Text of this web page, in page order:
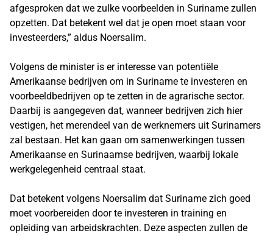
afgesproken dat we zulke voorbeelden in Suriname zullen
opzetten. Dat betekent wel dat je open moet staan voor
investeerders,” aldus Noersalim.
Volgens de minister is er interesse van potentiële
Amerikaanse bedrijven om in Suriname te investeren en
voorbeeldbedrijven op te zetten in de agrarische sector.
Daarbij is aangegeven dat, wanneer bedrijven zich hier
vestigen, het merendeel van de werknemers uit Surinamers
zal bestaan. Het kan gaan om samenwerkingen tussen
Amerikaanse en Surinaamse bedrijven, waarbij lokale
werkgelegenheid centraal staat.
Dat betekent volgens Noersalim dat Suriname zich goed
moet voorbereiden door te investeren in training en
opleiding van arbeidskrachten. Deze aspecten zullen de